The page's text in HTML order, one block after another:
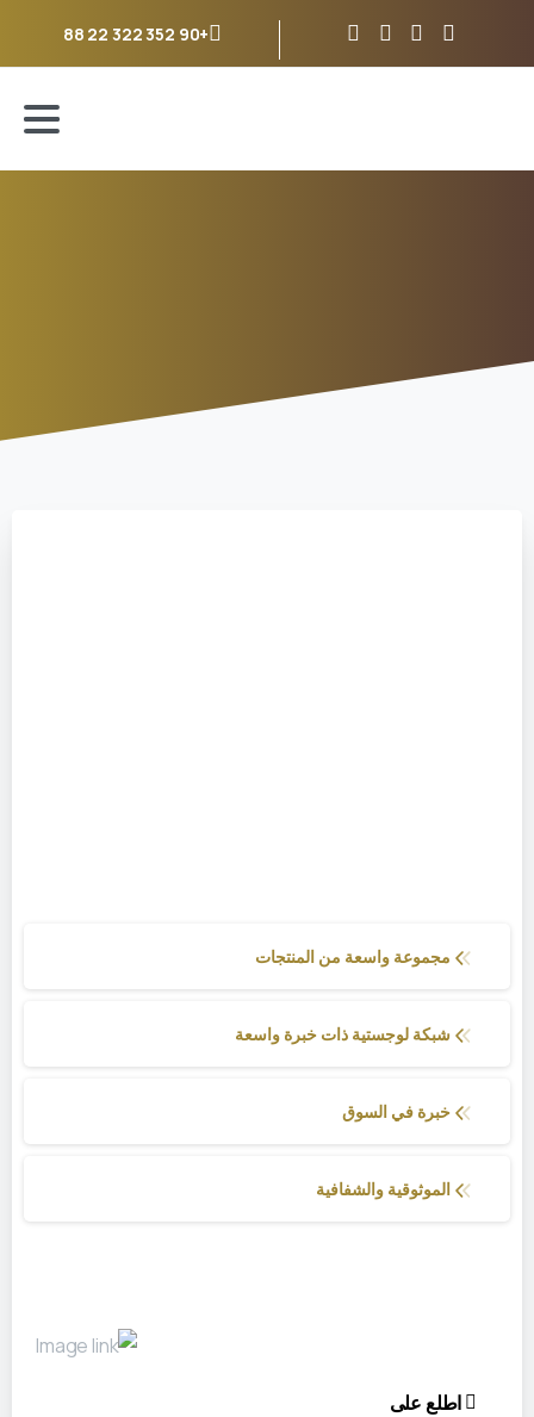
+90 352 322 22 88
مجموعة واسعة من المنتجات
شبكة لوجستية ذات خبرة واسعة
خبرة في السوق
الموثوقية والشفافية
اطلع على